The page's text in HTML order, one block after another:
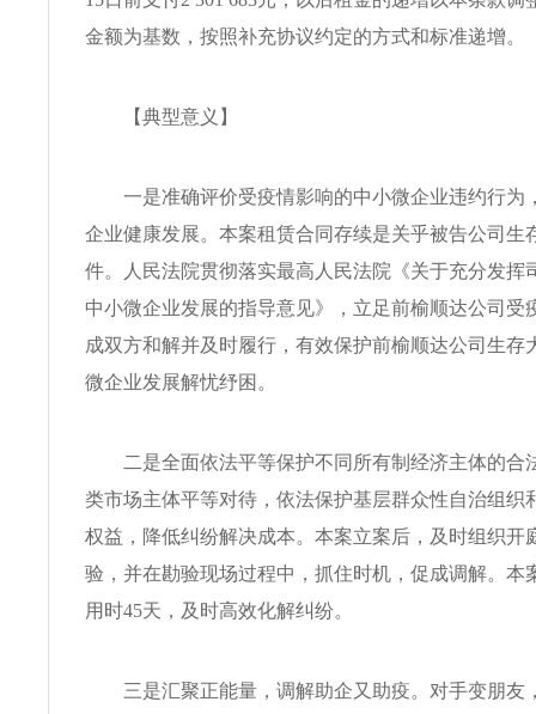
金额为基数，按照补充协议约定的方式和标准递增。
【典型意义】
一是准确评价受疫情影响的中小微企业违约行为
企业健康发展。本案租赁合同存续是关乎被告公司生
件。人民法院贯彻落实最高人民法院《关于充分发挥
中小微企业发展的指导意见》，立足前榆顺达公司受
成双方和解并及时履行，有效保护前榆顺达公司生存
微企业发展解忧纾困。
二是全面依法平等保护不同所有制经济主体的合
类市场主体平等对待，依法保护基层群众性自治组织
权益，降低纠纷解决成本。本案立案后，及时组织开
验，并在勘验现场过程中，抓住时机，促成调解。本
用时45天，及时高效化解纠纷。
三是汇聚正能量，调解助企又助疫。对手变朋友